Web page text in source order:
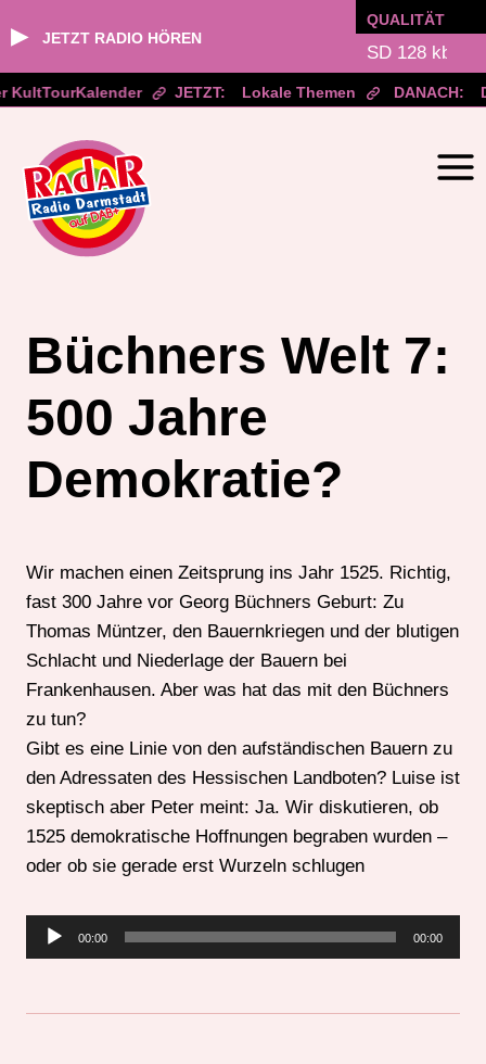
▶ JETZT RADIO HÖREN
QUALITÄT
KultTourKalender JETZT: Lokale Themen DANACH:
springen
Büchners Welt 7:
500 Jahre
Demokratie?
Wir machen einen Zeitsprung ins Jahr 1525. Richtig,
fast 300 Jahre vor Georg Büchners Geburt: Zu
Thomas Müntzer, den Bauernkriegen und der blutigen
Schlacht und Niederlage der Bauern bei
Frankenhausen. Aber was hat das mit den Büchners
zu tun?
Gibt es eine Linie von den aufständischen Bauern zu
den Adressaten des Hessischen Landboten? Luise ist
skeptisch aber Peter meint: Ja. Wir diskutieren, ob
1525 demokratische Hoffnungen begraben wurden –
oder ob sie gerade erst Wurzeln schlugen
u
i
00:00 00:00